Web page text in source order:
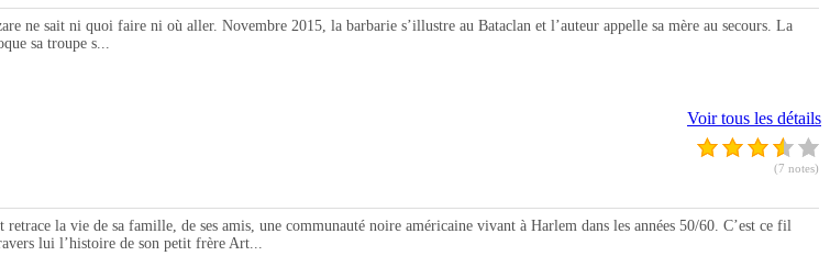
ne sait ni quoi faire ni où aller. Novembre 2015, la barbarie s’illustre au Bataclan et l’auteur appelle sa mère au secours. La
sa troupe s...
Voir tous les détails
(7 notes)
la vie de sa famille, de ses amis, une communauté noire américaine vivant à Harlem dans les années 50/60. C’est ce fil
lui l’histoire de son petit frère Art...